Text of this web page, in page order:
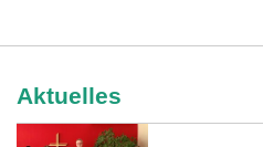
Aktuelles